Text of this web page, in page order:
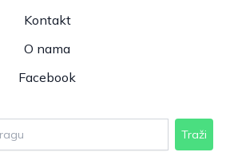
Kontakt
O nama
Facebook
Traži